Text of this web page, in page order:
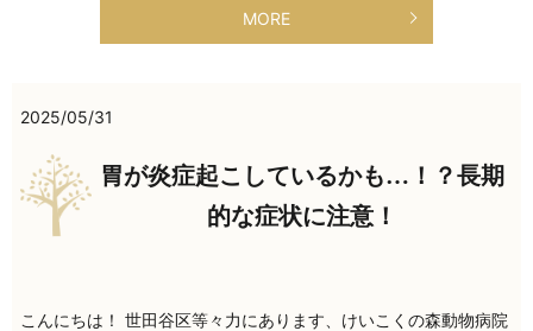
MORE
2025/05/31
胃が炎症起こしているかも…！？長期
的な症状に注意！
こんにちは！ 世田谷区等々力にあります、けいこくの森動物病院